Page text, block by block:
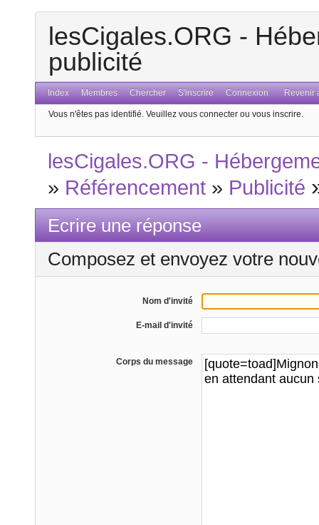
lesCigales.ORG -
publicité
Index Membres Chercher S'inscrire Connexion Revenir
Vous n'êtes pas identifié. Veuillez vous connecter ou vous inscrire.
lesCigales.ORG -
» Référencement » Publicité
Ecrire une réponse
Composez et envoyez votre
Nom d'invité
E-mail d'invité
Corps du message